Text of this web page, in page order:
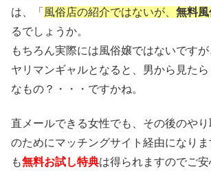
は、「 風俗店の紹介ではないが、 無料
るでしょうか。
もちろん実際には風俗嬢ではないです
ヤリマンギャルとなると、男から見た
なもの？・・・ですかね。
直メールできる女性でも、その後のや
のためにマッチングサイト経由になり
も無料お試し特典は得られますのでご安